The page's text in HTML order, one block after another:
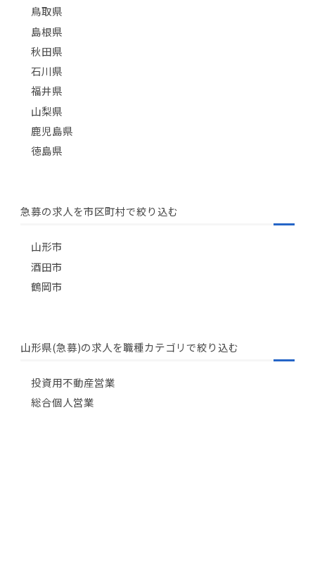
鳥取県
島根県
秋田県
石川県
福井県
山梨県
鹿児島県
徳島県
急募の求人を市区町村で絞り込む
山形市
酒田市
鶴岡市
山形県(急募)の求人を職種カテゴリで絞り込む
投資用不動産営業
総合個人営業